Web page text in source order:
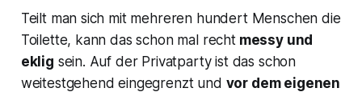
Teilt man sich mit mehreren hundert Menschen die
Toilette, kann das schon mal rechtmessy und
eklig sein. Auf der Privatparty ist das schon
weitestgehend eingegrenzt und vor dem eigenen